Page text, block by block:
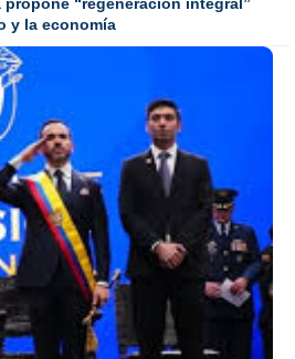
y la economía